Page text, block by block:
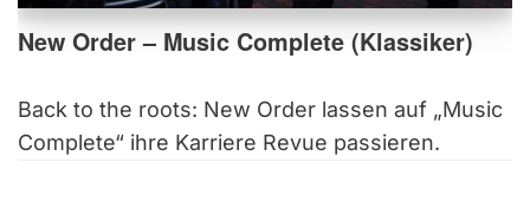
New Order – Music Complete (Klassiker)
Back to the roots: New Order lassen auf „Music
Complete“ ihre Karriere Revue passieren.